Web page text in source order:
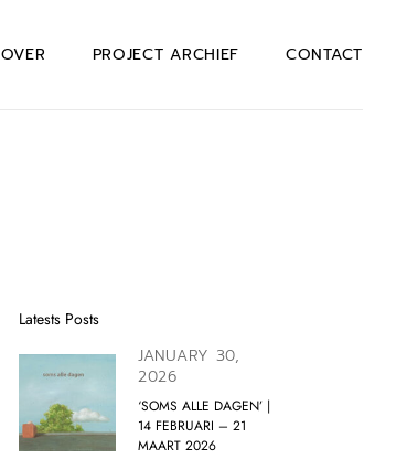
OVER PROJECT ARCHIEF CONTACT
Latests Posts
JANUARY 30,
2026
‘SOMS ALLE DAGEN’ |
14 FEBRUARI – 21
MAART 2026